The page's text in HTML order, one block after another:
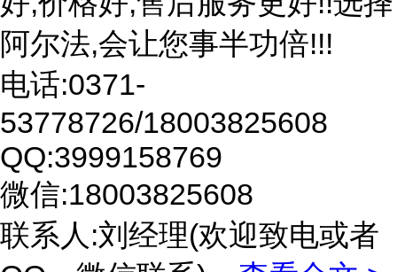
阿尔法,会让您事半功倍!!!
电话:0371-
53778726/18003825608
QQ:3999158769
微信:18003825608
联系人:刘经理(欢迎致电或者